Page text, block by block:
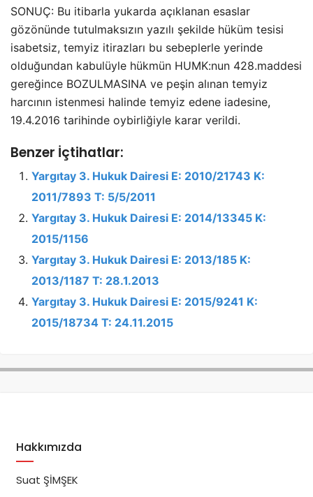
SONUÇ: Bu itibarla yukarda açıklanan esaslar
gözönünde tutulmaksızın yazılı şekilde hüküm tesisi
isabetsiz, temyiz itirazları bu sebeplerle yerinde
olduğundan kabulüyle hükmün HUMK:nun 428.maddesi
gereğince BOZULMASINA ve peşin alınan temyiz
harcının istenmesi halinde temyiz edene iadesine,
19.4.2016 tarihinde oybirliğiyle karar verildi.
Benzer İçtihatlar:
Yargıtay 3. Hukuk Dairesi E: 2010/21743 K:
2011/7893 T: 5/5/2011
Yargıtay 3. Hukuk Dairesi E: 2014/13345 K:
2015/1156
Yargıtay 3. Hukuk Dairesi E: 2013/185 K:
2013/1187 T: 28.1.2013
Yargıtay 3. Hukuk Dairesi E: 2015/9241 K:
2015/18734 T: 24.11.2015
Hakkımızda
Suat ŞİMŞEK